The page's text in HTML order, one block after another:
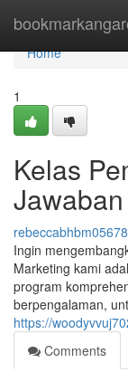
Home
Home
1
Kelas
Ingin
Marketing kami
program
berpengalaman,
https://
Comments